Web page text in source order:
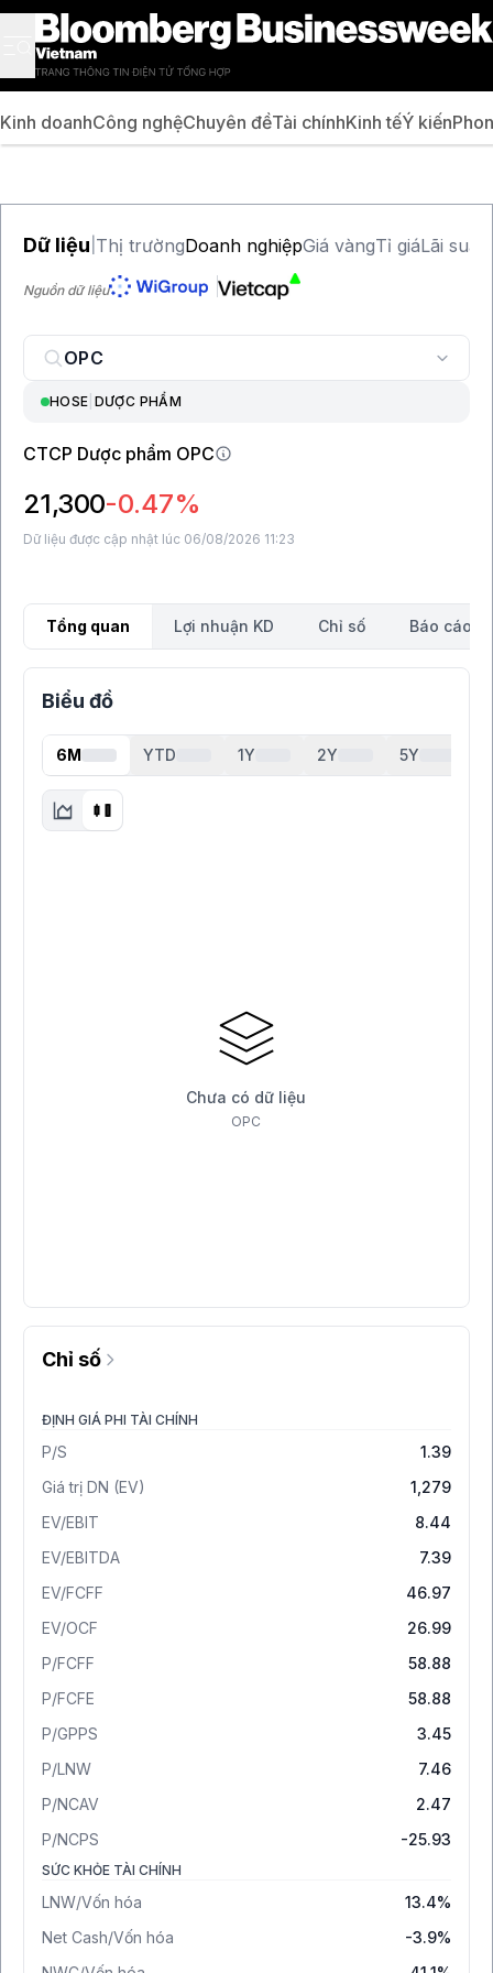
Kinh doanhCông nghệChuyên đềTài chínhKinh tếÝ kiến
Dữ liệu Thị trườngDoanh nghiệpGiá vàngTỉ giáLãi suất
Nguồn dữ liệu
HOSE DƯỢC PHẨM
CTCP Dược phẩm OPC
21,300-0.47%
Dữ liệu được cập nhật lúc 06/08/2026 11:23
Tổng quan Lợi nhuận KD Chỉ số Báo cáo
Biểu đồ
6M YTD 1Y 2Y 5Y
Chưa có dữ liệu
OPC
Chỉ số
ĐỊNH GIÁ PHI TÀI CHÍNH
P/S
1.39
Giá trị DN (EV)
1,279
EV/EBIT
8.44
EV/EBITDA
7.39
EV/FCFF
46.97
EV/OCF
26.99
P/FCFF
58.88
P/FCFE
58.88
P/GPPS
3.45
P/LNW
7.46
P/NCAV
2.47
P/NCPS
-25.93
SỨC KHỎE TÀI CHÍNH
LNW/Vốn hóa
13.4%
Net Cash/Vốn hóa
-3.9%